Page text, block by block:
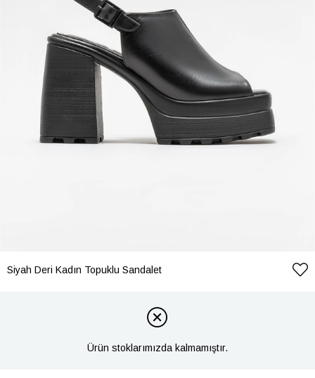
Siyah Deri Kadın Topuklu Sandalet
Ürün stoklarımızda kalmamıştır.